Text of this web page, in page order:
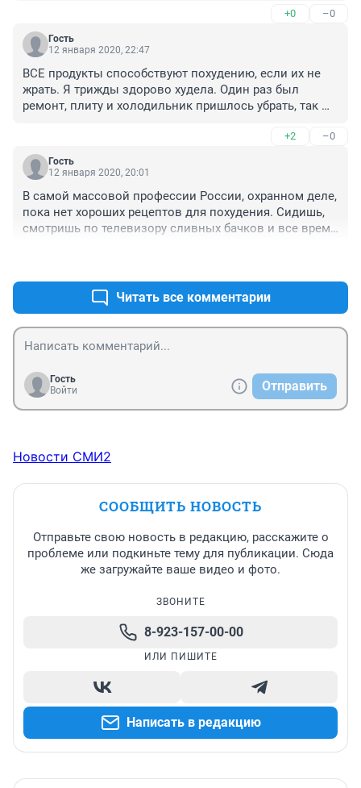
+0 –0
Гость
12 января 2020, 22:47
ВСЕ продукты способствуют похудению, если их не
жрать. Я трижды здорово худела. Один раз был
ремонт, плиту и холодильник пришлось убрать, так
четвертого этажа без лифта. Второй раз - двое
родственников одновременно в больнице лежали,
и с передачкой на двоих - фитнес дай бог. И третий
раз на работе довели. Я просто есть не могла и в день
теряла почти по килограмму.
+2 –0
Гость
12 января 2020, 20:01
В самой массовой профессии России, охранном деле,
пока нет хороших рецептов для похудения. Сидишь,
смотришь по телевизору сливных бачков и все время
охраннику по бесплатной девушке".
Читать все комментарии
Гость
Войти
Отправить
Новости СМИ2
СООБЩИТЬ НОВОСТЬ
Отправьте свою новость в редакцию, расскажите о
проблеме или подкиньте тему для публикации. Сюда
же загружайте ваше видео и фото.
ЗВОНИТЕ
8-923-157-00-00
ИЛИ ПИШИТЕ
Написать в редакцию